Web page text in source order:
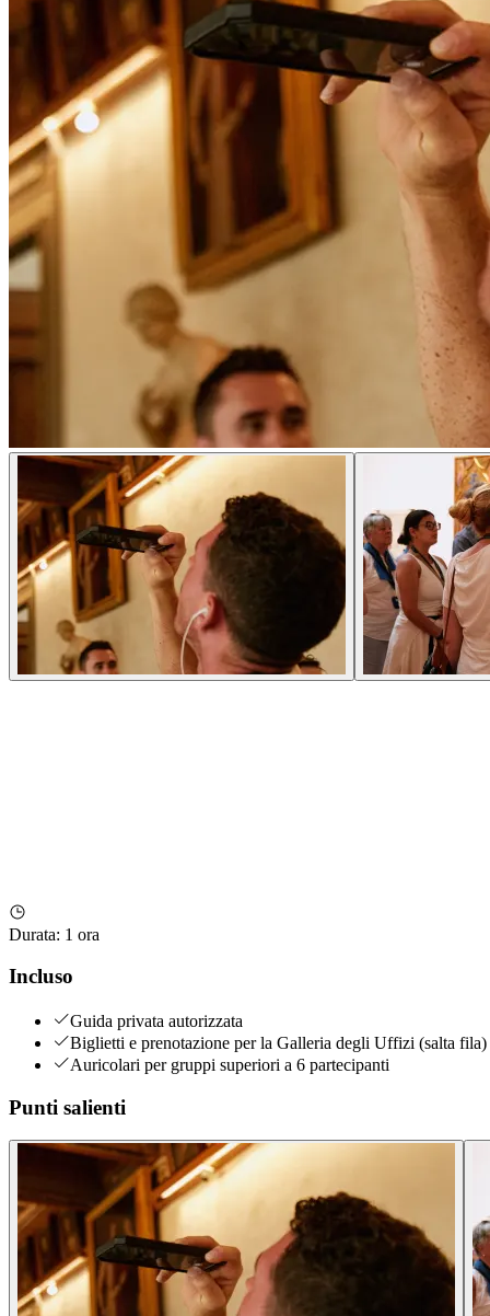
Durata: 1 ora
Incluso
Guida privata autorizzata
Biglietti e prenotazione per la Galleria degli Uffizi (salta fila)
Auricolari per gruppi superiori a 6 partecipanti
Punti salienti